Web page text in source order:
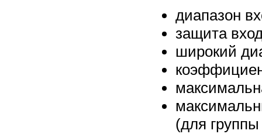
диапазон
защита
широкий
(для